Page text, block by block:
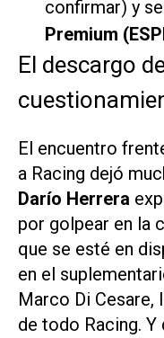
confirmar) y
Premium
El descargo
El encuentro
a Racing dejó
Darío Herrera
por golpear en la
que se esté en
en el
Marco Di Cesare,
de todo Racing.